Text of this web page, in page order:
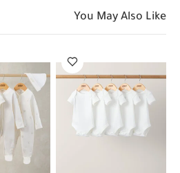
تستخدمي المبيضات
لا تستخدمي التنظيف الجاف
وتحذيرات:
يحفظ بعيدًا عن النار
ألبسة قطعة واحدة بأكمام قصيرة قماش
طقم بيجامة، بودي سوت ومريلة سيليستيال
You May Also Like